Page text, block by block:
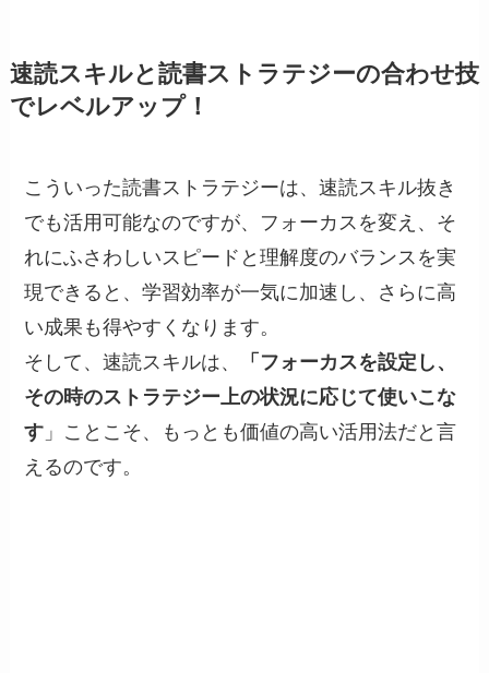
速読スキルと読書ストラテジーの合わせ技
でレベルアップ！
こういった読書ストラテジーは、速読スキル抜き
でも活用可能なのですが、フォーカスを変え、そ
れにふさわしいスピードと理解度のバランスを実
現できると、学習効率が一気に加速し、さらに高
い成果も得やすくなります。
そして、速読スキルは、
「フォーカスを設定し、
その時のストラテジー上の状況に応じて使いこな
す 」ことこそ、もっとも価値の高い活用法だと言
えるのです。